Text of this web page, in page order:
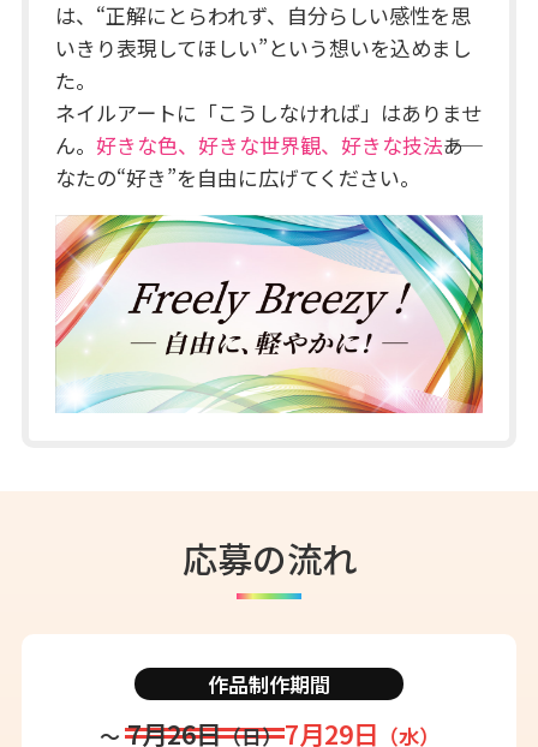
は、“正解にとらわれず、自分らしい感性を思
いきり表現してほしい”という想いを込めまし
た。
ネイルアートに「こうしなければ」はありませ
ん。好きな色、好きな世界観、好きな技法――あ
なたの“好き”を自由に広げてください。
応募の流れ
作品制作期間
〜 7月26日（日）7月29日 （水）